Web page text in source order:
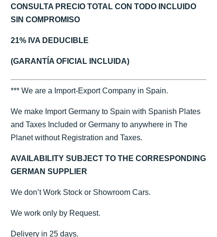
CONSULTA PRECIO TOTAL CON TODO INCLUIDO
SIN COMPROMISO
21% IVA DEDUCIBLE
(GARANTÍA OFICIAL INCLUIDA)
*** We are a Import-Export Company in Spain.
We make Import Germany to Spain with Spanish Plates
and Taxes Included or Germany to anywhere in The
Planet without Registration and Taxes.
AVAILABILITY SUBJECT TO THE CORRESPONDING
GERMAN SUPPLIER
We don’t Work Stock or Showroom Cars.
We work only by Request.
Delivery in 25 days.